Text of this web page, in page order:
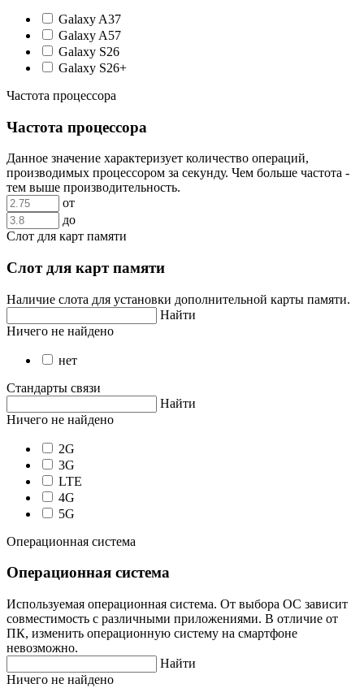
Galaxy A37
Galaxy A57
Galaxy S26
Galaxy S26+
Частота процессора
Частота процессора
Данное значение характеризует количество операций,
производимых процессором за секунду. Чем больше частота -
тем выше производительность.
от
до
Слот для карт памяти
Слот для карт памяти
Наличие слота для установки дополнительной карты памяти.
Найти
Ничего не найдено
нет
Стандарты связи
Найти
Ничего не найдено
2G
3G
LTE
4G
5G
Операционная система
Операционная система
Используемая операционная система. От выбора ОС зависит
совместимость с различными приложениями. В отличие от
ПК, изменить операционную систему на смартфоне
невозможно.
Найти
Ничего не найдено